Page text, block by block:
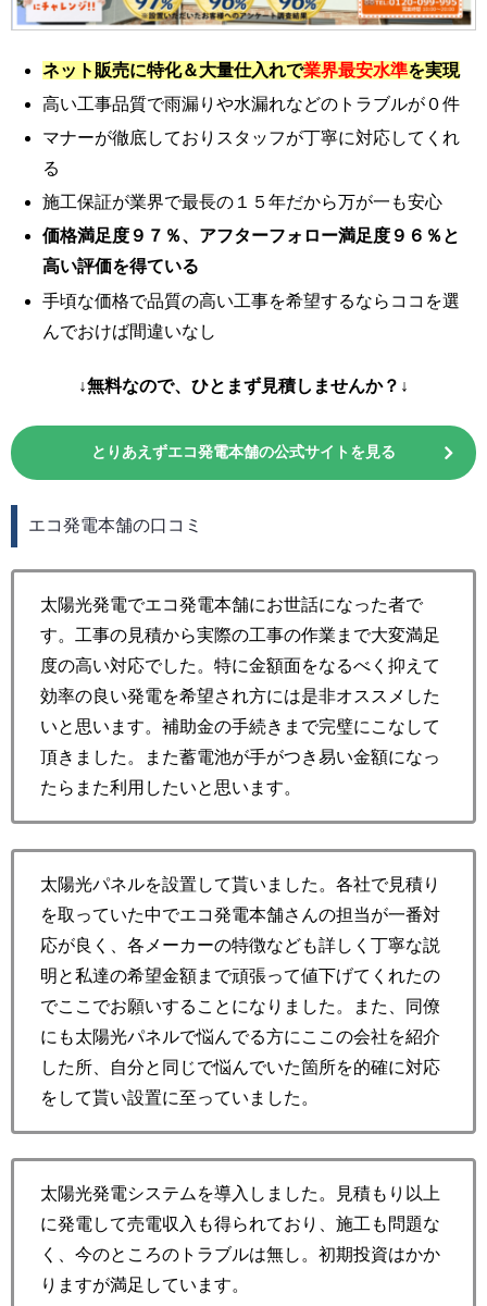
ネット販売に特化＆大量仕入れで業界最安水準を実現
高い工事品質で雨漏りや水漏れなどのトラブルが０件
マナーが徹底しておりスタッフが丁寧に対応してくれ
る
施工保証が業界で最長の１５年だから万が一も安心
価格満足度９７％、アフターフォロー満足度９６％と
高い評価を得ている
手頃な価格で品質の高い工事を希望するならココを選
んでおけば間違いなし
↓無料なので、ひとまず見積しませんか？↓
とりあえずエコ発電本舗の公式サイトを見る
エコ発電本舗の口コミ
太陽光発電でエコ発電本舗にお世話になった者で
す。工事の見積から実際の工事の作業まで大変満足
度の高い対応でした。特に金額面をなるべく抑えて
効率の良い発電を希望され方には是非オススメした
いと思います。補助金の手続きまで完璧にこなして
頂きました。また蓄電池が手がつき易い金額になっ
たらまた利用したいと思います。
太陽光パネルを設置して貰いました。各社で見積り
を取っていた中でエコ発電本舗さんの担当が一番対
応が良く、各メーカーの特徴なども詳しく丁寧な説
明と私達の希望金額まで頑張って値下げてくれたの
でここでお願いすることになりました。また、同僚
にも太陽光パネルで悩んでる方にここの会社を紹介
した所、自分と同じで悩んでいた箇所を的確に対応
をして貰い設置に至っていました。
太陽光発電システムを導入しました。見積もり以上
に発電して売電収入も得られており、施工も問題な
く、今のところのトラブルは無し。初期投資はかか
りますが満足しています。